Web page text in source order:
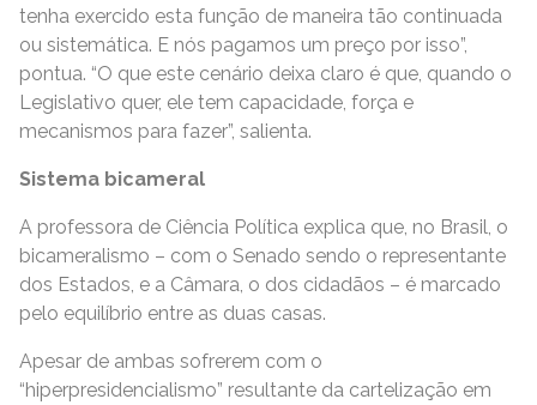
tenha exercido esta função de maneira tão continuada
ou sistemática. E nós pagamos um preço por isso”,
pontua. “O que este cenário deixa claro é que, quando o
Legislativo quer, ele tem capacidade, força e
mecanismos para fazer”, salienta.
Sistema bicameral
A professora de Ciência Política explica que, no Brasil, o
bicameralismo – com o Senado sendo o representante
dos Estados, e a Câmara, o dos cidadãos – é marcado
pelo equilíbrio entre as duas casas.
Apesar de ambas sofrerem com o
“hiperpresidencialismo” resultante da cartelização em